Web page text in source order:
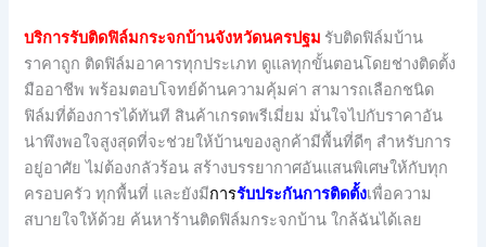
บริการรับติดฟิล์มกระจกบ้านจังหวัดนครปฐม รับติดฟิล์มบ้าน
ราคาถูก ติดฟิล์มอาคารทุกประเภท ดูแลทุกขั้นตอนโดยช่างติดตั้ง
มืออาชีพ พร้อมตอบโจทย์ด้านความคุ้มค่า สามารถเลือกชนิด
ฟิล์มที่ต้องการได้ทันที สินค้าเกรดพรีเมี่ยม มั่นใจไปกับราคาอัน
น่าพึงพอใจสูงสุดที่จะช่วยให้บ้านของลูกค้ามีพื้นที่ดีๆ สำหรับการ
อยู่อาศัย ไม่ต้องกลัวร้อน สร้างบรรยากาศอันแสนพิเศษให้กับทุก
ครอบครัว ทุกพื้นที่ และยังมีการรับประกันการติดตั้งเพื่อความ
สบายใจให้ด้วย ค้นหาร้านติดฟิล์มกระจกบ้าน ใกล้ฉันได้เลย